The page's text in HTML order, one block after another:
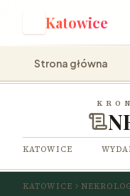
Katowice
Strona główna
KATOWICE
KATOWICE